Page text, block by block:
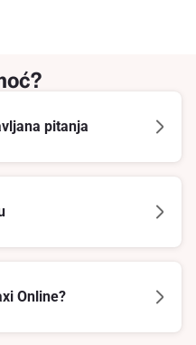
pitanja
Online?